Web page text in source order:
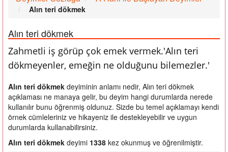
Alın teri dökmek
Alın teri dökmek
Zahmetli iş görüp çok emek vermek.'Alın teri
dökmeyenler, emeğin ne olduğunu bilemezler.'
Alın teri dökmek deyiminin anlamı nedir, Alın teri dökmek
açıklaması ne manaya gelir, bu deyim hangi durumlarda nerede
kullanılır bunu öğrenmiş oldunuz. Sizde bu temel açıklamayı kendi
örnek cümleleriniz ve hikayeniz ile destekleyebilir ve uygun
durumlarda kullanabilirsiniz.
Alın teri dökmek deyimi 1338 kez okunmuş ve öğrenilmiştir.